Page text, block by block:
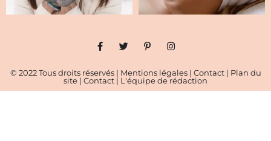
© 2022 Tous droits réservés | Mentions légales| Contact| Plan du
site | Contact | L'équipe de rédaction